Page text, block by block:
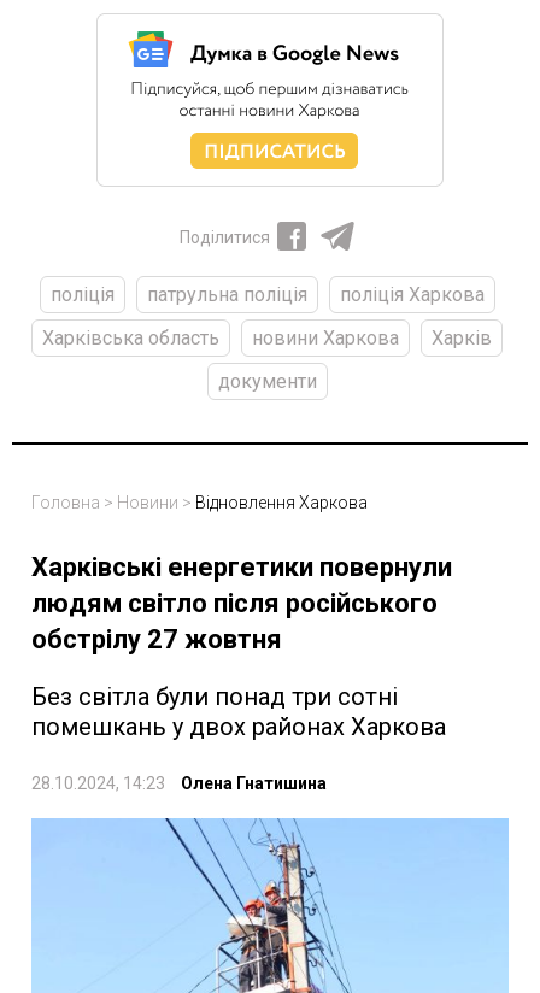
Поділитися
поліція патрульна поліція
поліція Харкова
Харківська область
новини Харкова
Харків
документи
Головна > Новини > Відновлення Харкова
Харківські енергетики повернули
людям світло після російського
обстрілу 27 жовтня
Без світла були понад три сотні
помешкань у двох районах Харкова
28.10.2024, 14:23 Олена Гнатишина